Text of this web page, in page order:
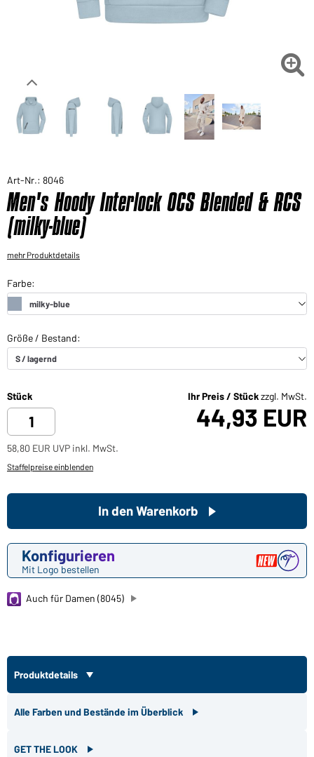
Sie möchten gerne für Ihren privaten Bedarf

Art-Nr.: 8046
Men's Hoody Interlock OCS Blended & RCS
(milky-blue)
mehr Produktdetails
Stück Ihr Preis / Stückzzgl. MwSt.
44,93 EUR
58,80 EUR UVP inkl. MwSt.
Staffelpreise einblenden
Konfigurieren
Mit Logo bestellen
In den Warenkorb
Auch für Damen (8045)
Produktdetails
Alle Farben und Bestände im Überblick
GET THE LOOK